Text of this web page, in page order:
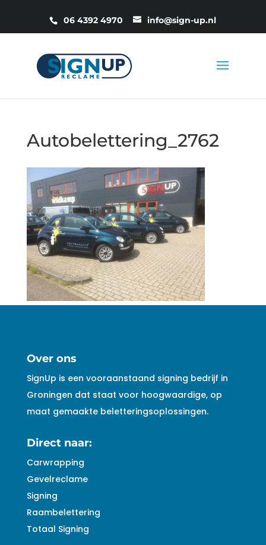
06 4392 4970 info@sign-up.nl
Autobelettering_2762
Over ons
SignUp is een vooraanstaand signing bedrijf in
Groningen dat staat voor hoogwaardige, op
maat gemaakte beletteringsoplossingen.
Direct naar:
Carwrapping
Gevelreclame
Signing
Raambelettering
Totaal Signing